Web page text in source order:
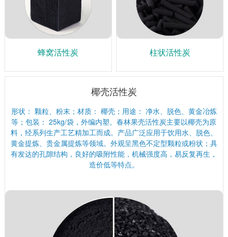
蜂窝活性炭 柱状活性炭
椰壳活性炭
形状： 颗粒、粉末；材质： 椰壳；用途： 净水、脱色、黄金冶炼
等；包装： 25kg/袋，外编内塑。春林果壳活性炭主要以椰壳为原
料，经系列生产工艺精加工而成。产品广泛应用于饮用水、脱色、
黄金提炼、贵金属提炼等领域。外观呈黑色不定型颗粒或粉状；具
有发达的孔隙结构，良好的吸附性能，机械强度高，易反复再生，
造价低等特点。